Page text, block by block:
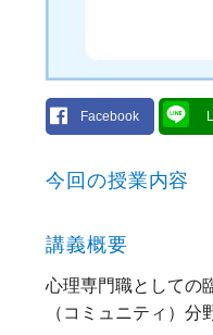
Facebook
今回の授業内容
講義概要
心理専門職としての
（コミュニティ）